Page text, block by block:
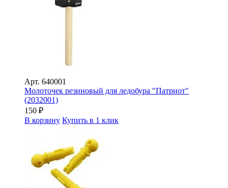
Арт. 640001
Молоточек резиновый для ледобура "Патриот"
(2032001)
150 ₽
В корзину Купить в 1 клик